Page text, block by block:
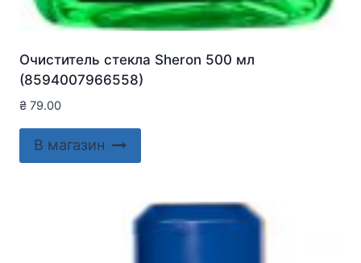
Очиститель стекла Sheron 500 мл
(8594007966558)
₴ 79.00
В магазин